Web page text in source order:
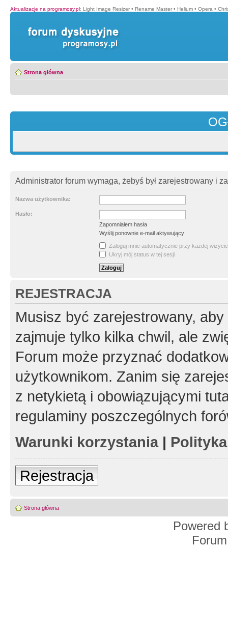
Aktualizacje na programosy.pl: Light Image Resizer • Rename Master • Helium • Opera •
Strona główna
Administrator forum wymaga, żebyś był zarejestrowany i
Nazwa użytkownika:
Hasło:
Zapomniałem hasła
Wyślij ponownie e-mail aktywujący
Zaloguj mnie automatycznie przy każdej wizycie
Ukryj mój status w tej sesji
REJESTRACJA
Musisz być zarejestrowany,
zajmuje tylko kilka chwil, ale
Forum może przyznać
użytkownikom. Zanim się
z netykietą i obowiązującymi
regulaminy poszczególnych
Warunki korzystania|
Rejestracja
Strona główna
Powered